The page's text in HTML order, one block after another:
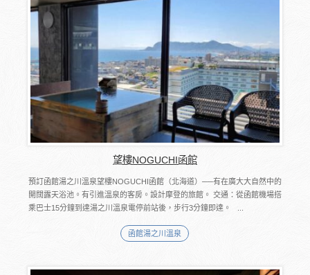
望樓NOGUCHI函館
預訂函館湯之川溫泉望樓NOGUCHI函館（北海道）──有在廣大大自然中的
開闊露天浴池。有引進溫泉的客房。設計摩登的旅館。 交通：從函館機場搭
乘巴士15分鐘到達湯之川溫泉電停前站後，步行3分鐘即達。 ...
函館湯之川溫泉